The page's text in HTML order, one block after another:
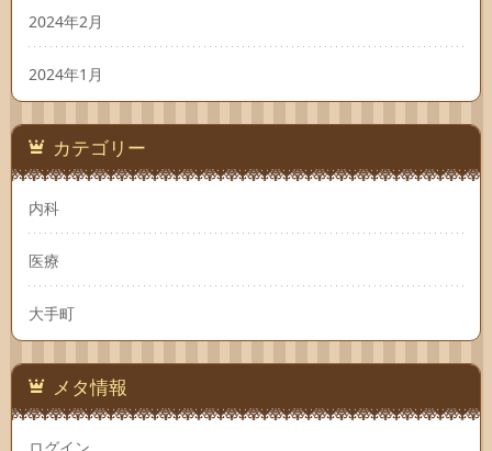
2024年2月
2024年1月
カテゴリー
内科
医療
大手町
メタ情報
ログイン